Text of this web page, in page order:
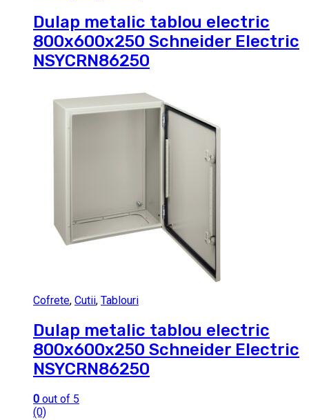
Dulap metalic tablou electric
800x600x250 Schneider Electric
NSYCRN86250
Cofrete, Cutii, Tablouri
Dulap metalic tablou electric
800x600x250 Schneider Electric
NSYCRN86250
0 out of 5
(0)